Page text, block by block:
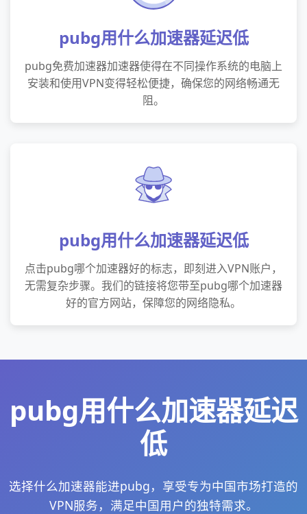
pubg用什么加速器延迟低
pubg免费加速器加速器使得在不同操作系统的电脑上
安装和使用VPN变得轻松便捷，确保您的网络畅通无
阻。
pubg用什么加速器延迟低
点击pubg哪个加速器好的标志，即刻进入VPN账户，
无需复杂步骤。我们的链接将您带至pubg哪个加速器
好的官方网站，保障您的网络隐私。
pubg用什么加速器延迟
低
选择什么加速器能进pubg，享受专为中国市场打造的
VPN服务，满足中国用户的独特需求。